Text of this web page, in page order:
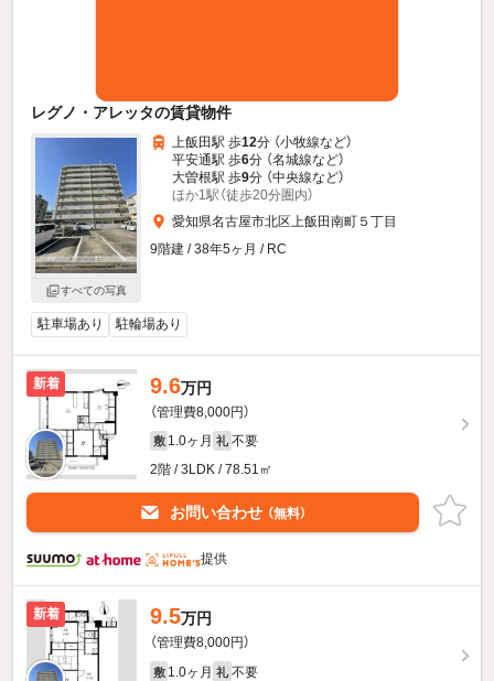
レグノ・アレッタの賃貸物件
すべての写真
上飯田駅 歩12分 （小牧線など）
平安通駅 歩6分 （名城線など）
大曽根駅 歩9分 （中央線など）
ほか1駅（徒歩20分圏内）
愛知県名古屋市北区上飯田南町５丁目
9階建 / 38年5ヶ月 / RC
駐車場あり 駐輪場あり
新着 9.6万円
（管理費8,000円）
敷 1.0ヶ月 礼 不要
2階 / 3LDK / 78.51㎡
お問い合わせ （無料）
提供
新着 9.5万円
（管理費8,000円）
敷 1.0ヶ月 礼 不要